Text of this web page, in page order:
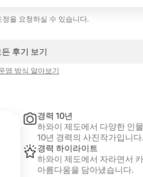
하고 예약 가능 여부를 확인하려면
. 을 요청하실 수 있습니다.
든 후기 보기
영 방식 알아보기
경력 10년
하와이 제도에서 다양한 인
10년 경력의 사진작가입니다.
경력 하이라이트
하와이 제도에서 자라면서
아름다움을 담아냈습니다.